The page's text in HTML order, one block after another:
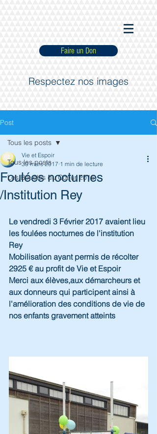
Faire un Don
Respectez nos images
Post
Tous les posts
Les Boucles du Coeur 2016
Tous les posts
Foulées nocturnes
/Institution Rey
Vie et Espoir
30 mars 2017 1 min de lecture
Le vendredi 3 Février 2017 avaient lieu
les foulées nocturnes de l'institution
Rey
Mobilisation ayant permis de récolter
2925 € au profit de Vie et Espoir
Merci aux élèves,aux démarcheurs et
aux donneurs qui participent ainsi à
l'amélioration des conditions de vie de
nos enfants gravement atteints